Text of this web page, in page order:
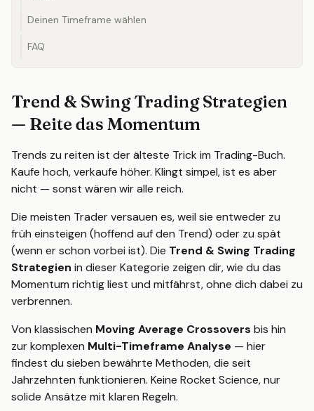
Deinen Timeframe wählen
FAQ
Trend & Swing Trading Strategien
— Reite das Momentum
Trends zu reiten ist der älteste Trick im Trading-Buch.
Kaufe hoch, verkaufe höher. Klingt simpel, ist es aber
nicht — sonst wären wir alle reich.
Die meisten Trader versauen es, weil sie entweder zu
früh einsteigen (hoffend auf den Trend) oder zu spät
(wenn er schon vorbei ist). Die Trend & Swing Trading
Strategien in dieser Kategorie zeigen dir, wie du das
Momentum richtig liest und mitfährst, ohne dich dabei zu
verbrennen.
Von klassischen Moving Average Crossovers bis hin
zur komplexen Multi-Timeframe Analyse — hier
findest du sieben bewährte Methoden, die seit
Jahrzehnten funktionieren. Keine Rocket Science, nur
solide Ansätze mit klaren Regeln.